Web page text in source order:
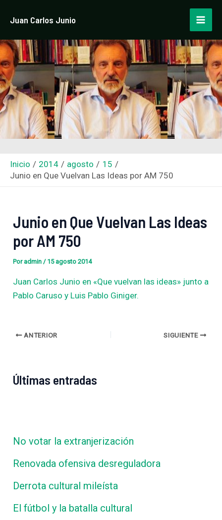
Juan Carlos Junio
Inicio 2014 agosto
15
Junio en Que Vuelvan Las Ideas por AM 750
Junio en Que Vuelvan Las Ideas
por AM 750
Por admin/ 15 agosto 2014
Juan Carlos Junio en «Que vuelvan las ideas» junto a
Pablo Caruso y Luis Pablo Giniger.
de
ANTERIOR SIGUIENTE
Últimas entradas
No votar la extranjerización
Renovada ofensiva desreguladora
Derrota cultural mileísta
El fútbol y la batalla cultural